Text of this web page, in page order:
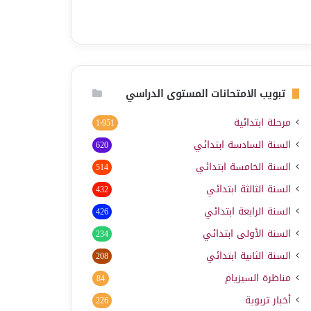
تبويب الامتحانات المستوى الدراسي
مرحلة ابتدائية 1٬951
السنة السادسة ابتدائي 620
السنة الخامسة ابتدائي 514
السنة الثالثة ابتدائي 432
السنة الرابعة ابتدائي 426
السنة الأولى ابتدائي 234
السنة الثانية ابتدائي 208
مناظرة السيزيام 84
أخبار تربوية 226